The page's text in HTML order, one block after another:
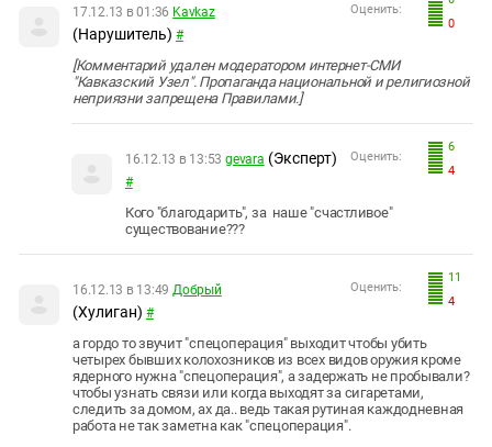
0
Оценить:
17.12.13 в 01:36 Kavkaz
(Нарушитель) #
[Комментарий удален модератором интернет-СМИ
"Кавказский Узел". Пропаганда национальной и религиозной
неприязни запрещена Правилами.]
6
4
Оценить:
16.12.13 в 13:53 gevara (Эксперт)
#
Кого "благодарить", за наше "счастливое"
существование???
11
4
Оценить:
16.12.13 в 13:49 Добрый
(Хулиган) #
а гордо то звучит "спецоперация" выходит чтобы убить
четырех бывших колохозников из всех видов оружия кроме
ядерного нужна "спецоперация", а задержать не пробывали?
чтобы узнать связи или когда выходят за сигаретами,
следить за домом, ах да.. ведь такая рутиная каждодневная
работа не так заметна как "спецоперация".